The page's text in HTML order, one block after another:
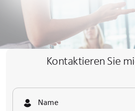
0173
Jetzt
Kontaktieren Sie